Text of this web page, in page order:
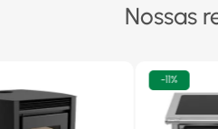
Nossas
-11%